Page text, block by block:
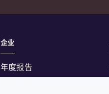
企业
年度报告